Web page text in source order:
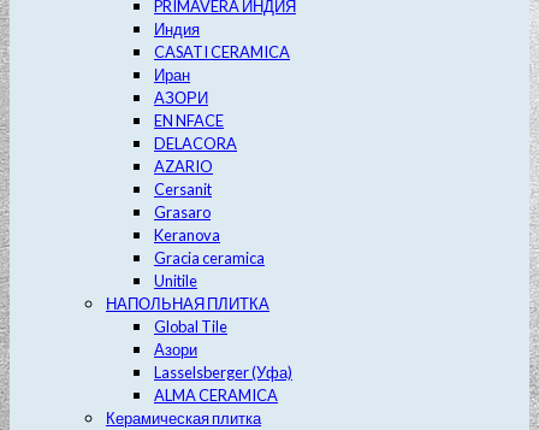
PRIMAVERA ИНДИЯ
Индия
CASATI CERAMICA
Иран
АЗОРИ
EN NFACE
DELACORA
AZARIO
Cersanit
Grasaro
Keranova
Gracia ceramica
Unitile
НАПОЛЬНАЯ ПЛИТКА
Global Tile
Азори
Lasselsberger (Уфа)
ALMA CERAMICA
Керамическая плитка